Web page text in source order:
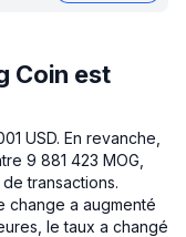
Coin est
USD. En revanche,
9 881 423 MOG,
transactions.
change a augmenté
le taux a changé